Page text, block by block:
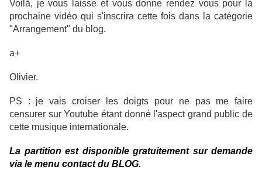
Voilà, je vous laisse et vous donne rendez vous pour la
prochaine vidéo qui s'inscrira cette fois dans la catégorie
"Arrangement" du blog.
a+
Olivier.
PS : je vais croiser les doigts pour ne pas me faire
censurer sur Youtube étant donné l'aspect grand public de
cette musique internationale.
La partition est disponible gratuitement sur demande
via le menu contact du BLOG.